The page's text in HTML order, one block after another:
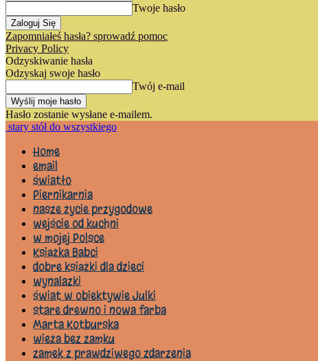
Twoje hasło
Zapomniałeś hasła? sprowadź pomoc
Privacy Policy
Odzyskiwanie hasła
Odzyskaj swoje hasło
Twój e-mail
Hasło zostanie wysłane e-mailem.
stary stół do wszystkiego
Home
email
światło
Piernikarnia
nasze życie przygodowe
wejście od kuchni
w mojej Polsce
Książka Babci
dobre książki dla dzieci
wynalazki
świat w obiektywie Julki
stare drewno i nowa farba
Marta Kotburska
wieża bez zamku
zamek z prawdziwego zdarzenia